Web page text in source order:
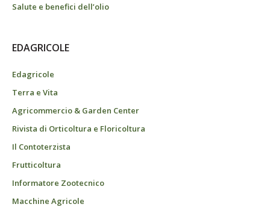
Salute e benefici dell’olio
EDAGRICOLE
Edagricole
Terra e Vita
Agricommercio & Garden Center
Rivista di Orticoltura e Floricoltura
Il Contoterzista
Frutticoltura
Informatore Zootecnico
Macchine Agricole